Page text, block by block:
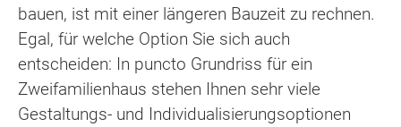
bauen, ist mit einer längeren Bauzeit zu rechnen.
Egal, für welche Option Sie sich auch
entscheiden: In puncto Grundriss für ein
Zweifamilienhaus stehen Ihnen sehr viele
Gestaltungs- und Individualisierungsoptionen